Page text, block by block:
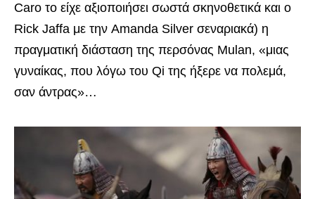
Caro το είχε αξιοποιήσει σωστά σκηνοθετικά και ο
Rick Jaffa με την Amanda Silver σεναριακά) η
πραγματική διάσταση της περσόνας Mulan, «μιας
γυναίκας, που λόγω του Qi της ήξερε να πολεμά,
σαν άντρας»…